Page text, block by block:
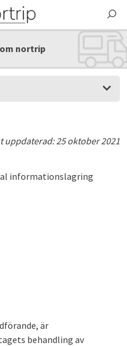
nortrip
uppdaterad: 25 oktober 2021
informationslagring
är
behandling av